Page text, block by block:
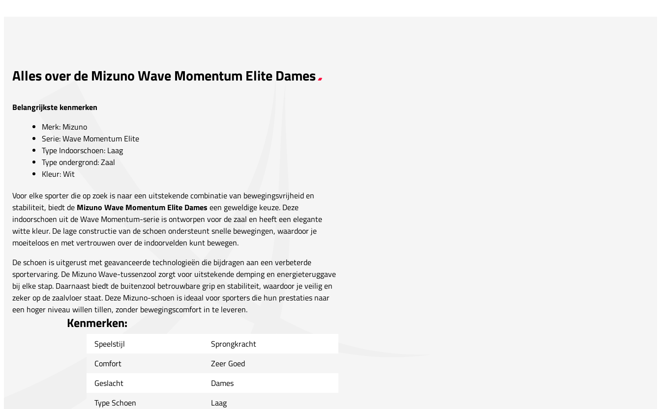
Alles over de Mizuno Wave Momentum Elite Dames
Belangrijkste kenmerken
Merk: Mizuno
Serie: Wave Momentum Elite
Type Indoorschoen: Laag
Type ondergrond: Zaal
Kleur: Wit
Voor elke sporter die op zoek is naar een uitstekende combinatie van bewegingsvrijheid en
stabiliteit, biedt de Mizuno Wave Momentum Elite Dames een geweldige keuze. Deze
indoorschoen uit de Wave Momentum-serie is ontworpen voor de zaal en heeft een elegante
witte kleur. De lage constructie van de schoen ondersteunt snelle bewegingen, waardoor je
moeiteloos en met vertrouwen over de indoorvelden kunt bewegen.
De schoen is uitgerust met geavanceerde technologieën die bijdragen aan een verbeterde
sportervaring. De Mizuno Wave-tussenzool zorgt voor uitstekende demping en energieteruggave
bij elke stap. Daarnaast biedt de buitenzool betrouwbare grip en stabiliteit, waardoor je veilig en
zeker op de zaalvloer staat. Deze Mizuno-schoen is ideaal voor sporters die hun prestaties naar
een hoger niveau willen tillen, zonder bewegingscomfort in te leveren.
Kenmerken:
Speelstijl
Sprongkracht
Comfort
Zeer Goed
Geslacht
Dames
Type Schoen
Laag